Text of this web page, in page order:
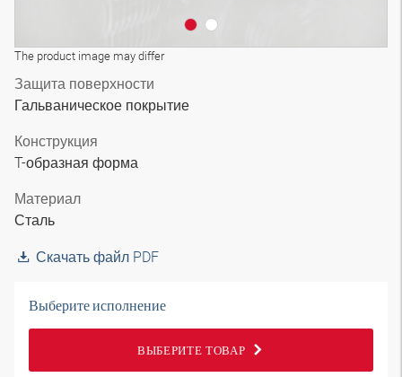
The product image may differ
Защита поверхности
Гальваническое покрытие
Конструкция
T-образная форма
Материал
Сталь
Скачать файл PDF
Выберите исполнение
ВЫБЕРИТЕ ТОВАР